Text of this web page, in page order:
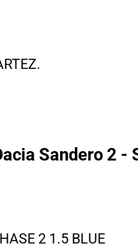
Sandero 2 -
2 1.5 BLUE